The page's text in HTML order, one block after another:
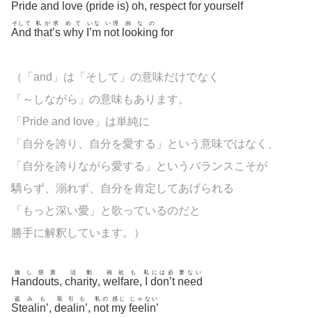
Pride and love (pride is) oh, respect for yourself
And
そして
that’s
私が求
why
めて
I’m
いな
not
い理
looking
由なの
for
（「and」は「そして」の意味だけでなく
「～しながら」の意味もあります。
「Pride and love」は単純に
「自分を誇り、自分を愛する」という意味ではなく、
「自分を誇りながら愛する」というバランスこそが
驕らず、溺れず、自分を肯定してあげられる
「もっと深い愛」と歌っているのだと
勝手に解釈しています。）
Handouts
施し慈善
, charity
活動
, welfare
福祉も
,
私
don’t
には必
need
要ない
Stealin’
盗みも
, dealin’
取引も
, not
私の
my
感じ
feelin’
じゃない